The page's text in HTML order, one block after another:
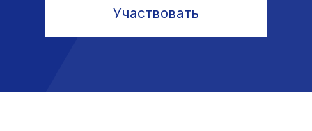
Участвовать